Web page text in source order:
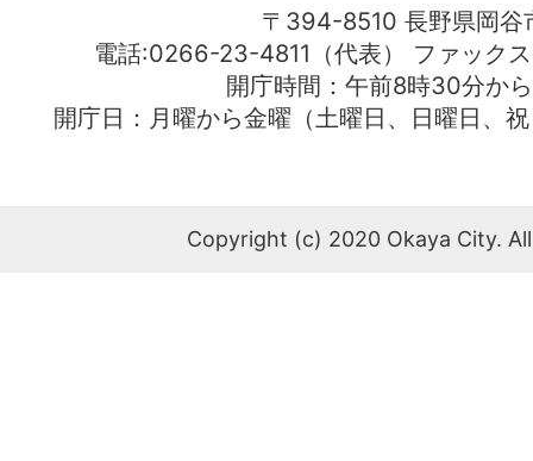
〒394-8510 長野県岡谷
電話:0266-23-4811（代表） ファッ
開庁時間：午前8時30分か
開庁日：月曜から金曜（土曜日、日曜日、
Copyright (c) 2020 Okaya City.